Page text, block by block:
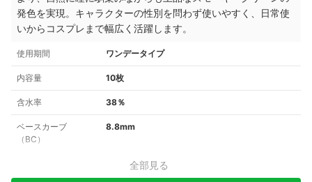
発色を実現。キャラクターの性別を問わず使いやすく、日常使
いからコスプレまで幅広く活躍します。
使用期間 ワンデータイプ
内容量 10枚
含水率 38％
ベースカーブ
（BC）
8.8mm
全部見る